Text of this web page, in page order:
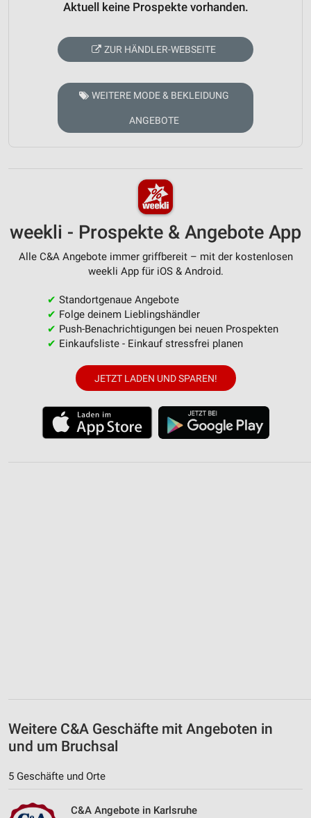
Aktuell keine Prospekte vorhanden.
ZUR HÄNDLER-WEBSEITE
WEITERE MODE & BEKLEIDUNG
ANGEBOTE
weekli - Prospekte & Angebote App
Alle C&A Angebote immer griffbereit – mit der kostenlosen
weekli App für iOS & Android.
✔ Standortgenaue Angebote
✔ Folge deinem Lieblingshändler
✔ Push-Benachrichtigungen bei neuen Prospekten
✔ Einkaufsliste - Einkauf stressfrei planen
JETZT LADEN UND SPAREN!
Weitere C&A Geschäfte mit Angeboten in
und um Bruchsal
5 Geschäfte und Orte
C&A Angebote in Karlsruhe